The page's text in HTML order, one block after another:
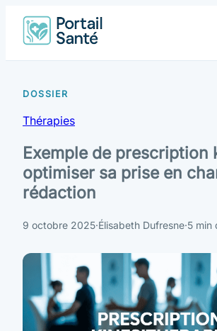
Thérapies
Exemple de prescription
optimiser sa prise en
rédaction
9 octobre 2025·Élisabeth Dufresne·5 min